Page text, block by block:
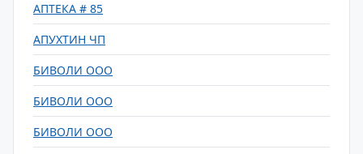
АПТЕКА # 85
АПУХТИН ЧП
БИВОЛИ ООО
БИВОЛИ ООО
БИВОЛИ ООО